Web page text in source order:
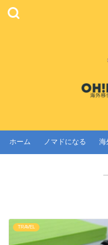
ホーム ノマドになる 海
TRAVEL